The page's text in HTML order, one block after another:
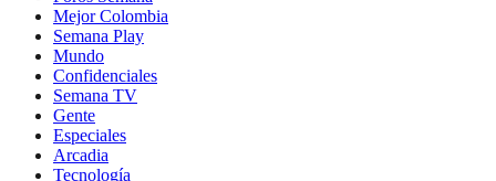
Mejor Colombia
Semana Play
Mundo
Confidenciales
Semana TV
Gente
Especiales
Arcadia
Tecnología